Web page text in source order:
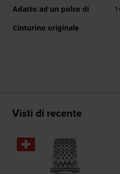
Adatto ad un polso di
Cinturino originale
Visti di recente